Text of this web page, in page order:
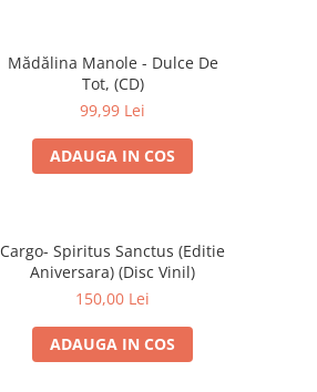
Mădălina Manole - Dulce De
Tot, (CD)
99,99 Lei
ADAUGA IN COS
Cargo- Spiritus Sanctus (Editie
Aniversara) (Disc Vinil)
150,00 Lei
ADAUGA IN COS